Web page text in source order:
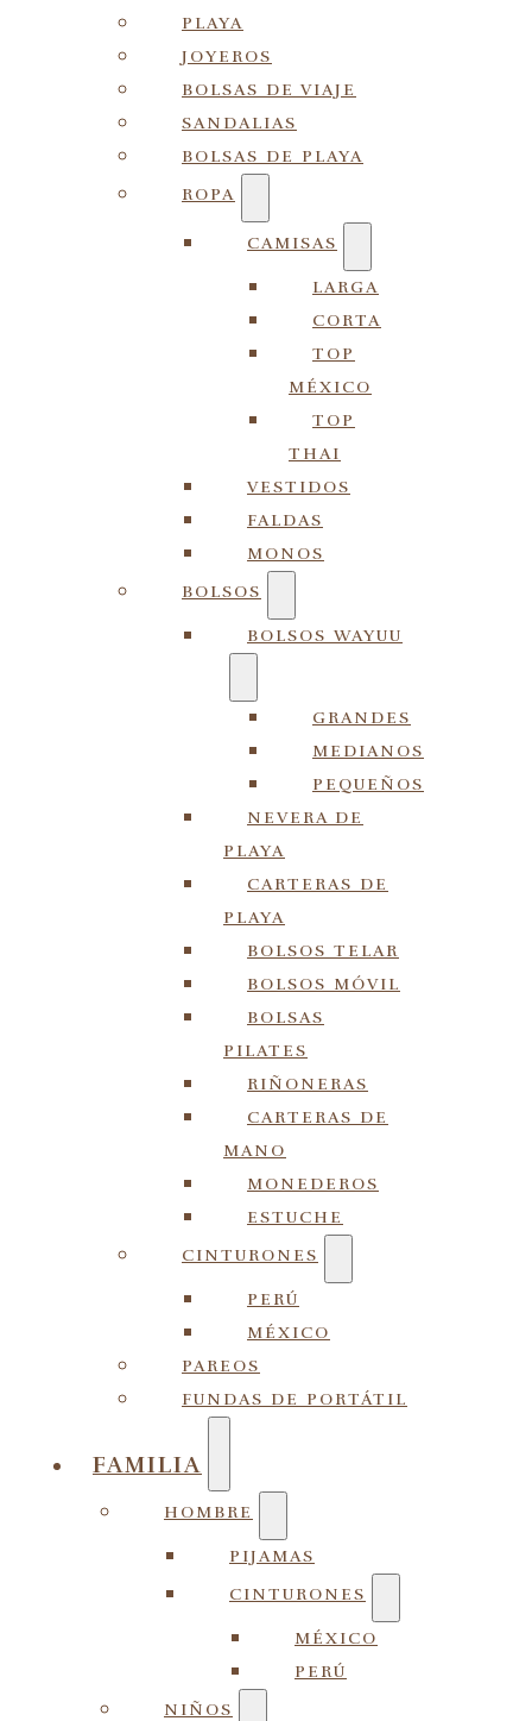
PLAYA
JOYEROS
BOLSAS DE VIAJE
SANDALIAS
BOLSAS DE PLAYA
ROPA
CAMISAS
LARGA
CORTA
TOP
MÉXICO
TOP
THAI
VESTIDOS
FALDAS
MONOS
BOLSOS
BOLSOS WAYUU
GRANDES
MEDIANOS
PEQUEÑOS
NEVERA DE
PLAYA
CARTERAS DE
PLAYA
BOLSOS TELAR
BOLSOS MÓVIL
BOLSAS
PILATES
RIÑONERAS
CARTERAS DE
MANO
MONEDEROS
ESTUCHE
CINTURONES
PERÚ
MÉXICO
PAREOS
FUNDAS DE PORTÁTIL
FAMILIA
HOMBRE
PIJAMAS
CINTURONES
MÉXICO
PERÚ
NIÑOS